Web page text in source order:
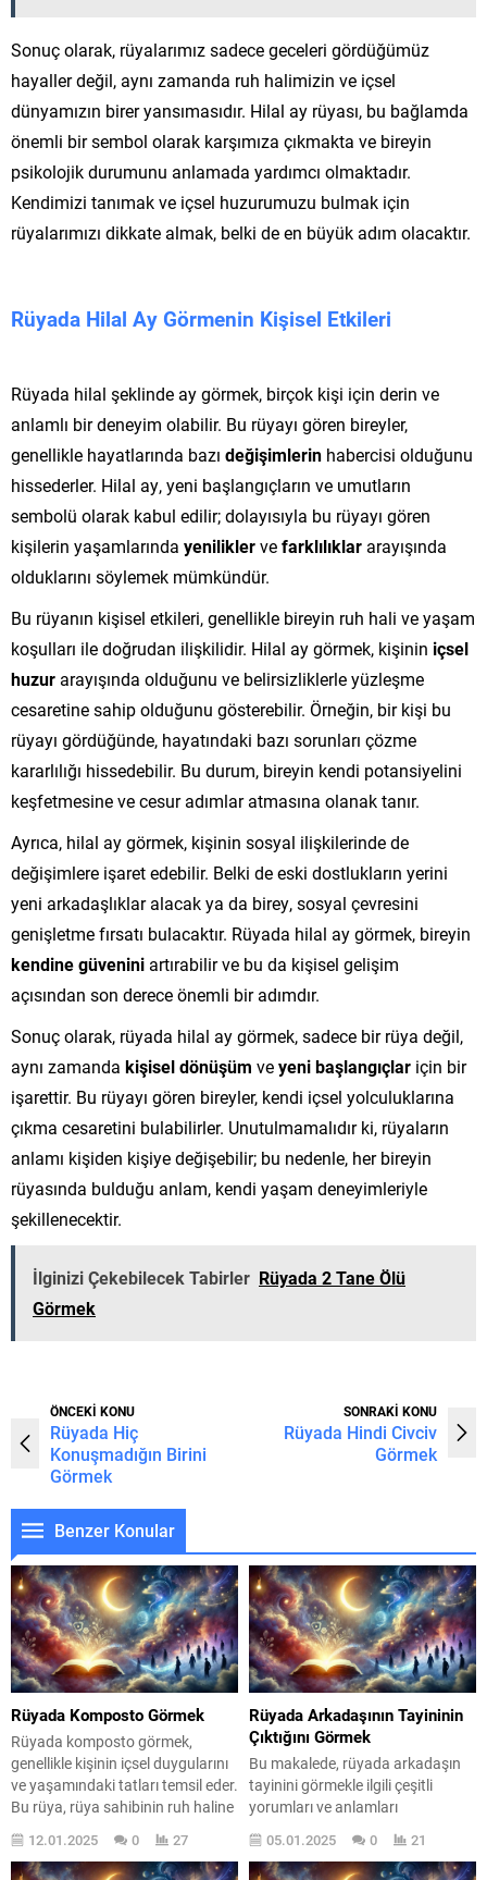
Sonuç olarak, rüyalarımız sadece geceleri gördüğümüz
hayaller değil, aynı zamanda ruh halimizin ve içsel
dünyamızın birer yansımasıdır. Hilal ay rüyası, bu bağlamda
önemli bir sembol olarak karşımıza çıkmakta ve bireyin
psikolojik durumunu anlamada yardımcı olmaktadır.
Kendimizi tanımak ve içsel huzurumuzu bulmak için
rüyalarımızı dikkate almak, belki de en büyük adım olacaktır.
Rüyada Hilal Ay Görmenin Kişisel Etkileri
Rüyada hilal şeklinde ay görmek, birçok kişi için derin ve
anlamlı bir deneyim olabilir. Bu rüyayı gören bireyler,
genellikle hayatlarında bazı değişimlerin habercisi olduğunu
hissederler. Hilal ay, yeni başlangıçların ve umutların
sembolü olarak kabul edilir; dolayısıyla bu rüyayı gören
kişilerin yaşamlarında yeniliklervefarklılıklar arayışında
olduklarını söylemek mümkündür.
Bu rüyanın kişisel etkileri, genellikle bireyin ruh hali ve yaşam
koşulları ile doğrudan ilişkilidir. Hilal ay görmek, kişinin içsel
huzur arayışında olduğunu ve belirsizliklerle yüzleşme
cesaretine sahip olduğunu gösterebilir. Örneğin, bir kişi bu
rüyayı gördüğünde, hayatındaki bazı sorunları çözme
kararlılığı hissedebilir. Bu durum, bireyin kendi potansiyelini
keşfetmesine ve cesur adımlar atmasına olanak tanır.
Ayrıca, hilal ay görmek, kişinin sosyal ilişkilerinde de
değişimlere işaret edebilir. Belki de eski dostlukların yerini
yeni arkadaşlıklar alacak ya da birey, sosyal çevresini
genişletme fırsatı bulacaktır. Rüyada hilal ay görmek, bireyin
kendine güvenini artırabilir ve bu da kişisel gelişim
açısından son derece önemli bir adımdır.
Sonuç olarak, rüyada hilal ay görmek, sadece bir rüya değil,
aynı zamanda kişisel dönüşüm veyeni başlangıçlar için bir
işarettir. Bu rüyayı gören bireyler, kendi içsel yolculuklarına
çıkma cesaretini bulabilirler. Unutulmamalıdır ki, rüyaların
anlamı kişiden kişiye değişebilir; bu nedenle, her bireyin
rüyasında bulduğu anlam, kendi yaşam deneyimleriyle
şekillenecektir.
İlginizi Çekebilecek Tabirler Rüyada 2 Tane Ölü
Görmek
ÖNCEKİ KONU
Rüyada Hiç
Konuşmadığın Birini
Görmek
SONRAKİ KONU
Rüyada Hindi Civciv
Görmek
Benzer Konular
Rüyada Komposto Görmek
Rüyada komposto görmek,
genellikle kişinin içsel duygularını
ve yaşamındaki tatları temsil eder.
Bu rüya, rüya sahibinin ruh haline
dair önemli ipuçları sunabilir.
Komposto, birçok farklı meyve ve
tat ile yapılabileceği için, bu rüya,
12.01.2025 0 27
Rüyada Arkadaşının Tayininin
Çıktığını Görmek
Bu makalede, rüyada arkadaşın
tayinini görmekle ilgili çeşitli
yorumları ve anlamları
keşfedeceğiz. Rüya tabirleri,
psikolojik etkiler ve sosyal ilişkiler
üzerindeki yansımaları ele
05.01.2025 0 21